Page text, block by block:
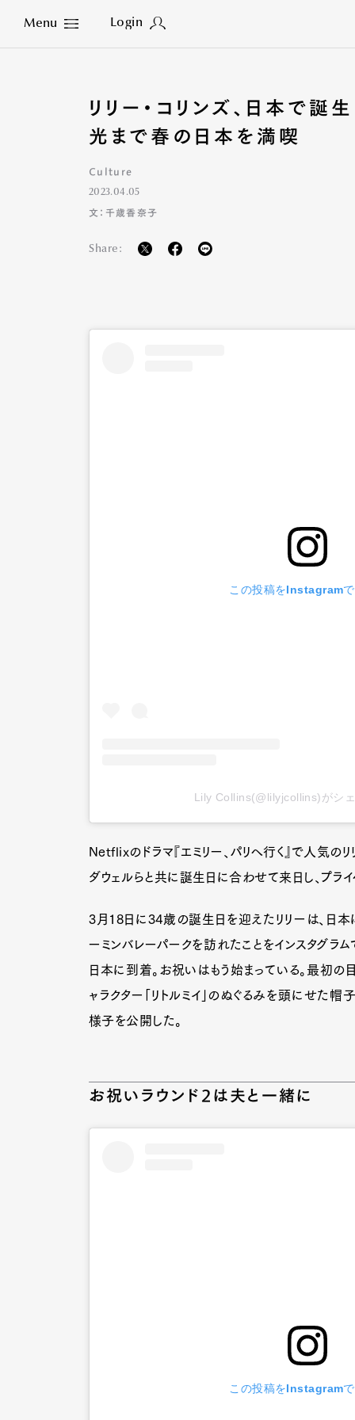
Menu Login
Close
リリー・コリンズ、日本で
光まで春の日本を満喫
Culture
2023.04.05
文：千歳香奈子
Share:
この投稿をInstagram
Lily Collins(@lilyjcollins)がシ
Netflixのドラマ『エミリー、パリへ行く』で人気の
ダウェルらと共に誕生日に合わせて来日し、プラ
3月18日に34歳の誕生日を迎えたリリーは、日
ーミンバレーパークを訪れたことをインスタグラ
日本に到着。お祝いはもう始まっている。最初の
ャラクター「リトルミイ」のぬぐるみを頭にせた
様子を公開した。
お祝いラウンド2は夫と一緒に
この投稿をInstagram